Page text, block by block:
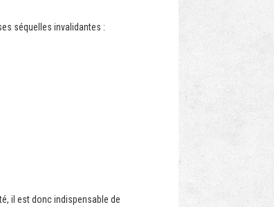
séquelles invalidantes :
il est donc indispensable de